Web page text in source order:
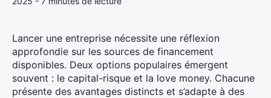
Lancer une entreprise nécessite une réflexion
approfondie sur les sources de financement
disponibles. Deux options populaires émergent
souvent : le capital-risque et la love money. Chacune
présente des avantages distincts et s’adapte à des